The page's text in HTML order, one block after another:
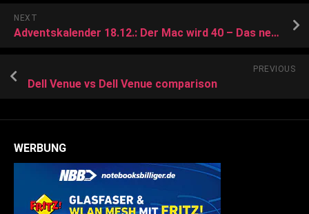
NEXT
Adventskalender 18.12.: Der Mac wird 40 – Das neue Weiß
PREVIOUS
Dell Venue vs Dell Venue comparison
WERBUNG